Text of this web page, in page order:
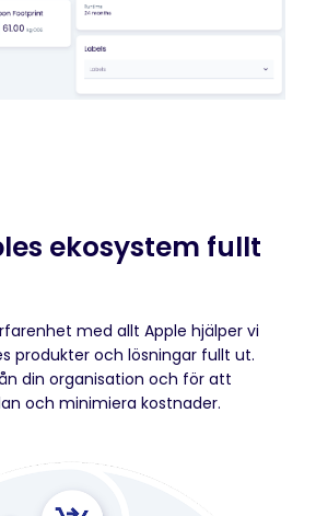
ekosystem fullt
med allt Apple hjälper vi
produkter och lösningar fullt ut.
din organisation och för att
och minimiera kostnader.